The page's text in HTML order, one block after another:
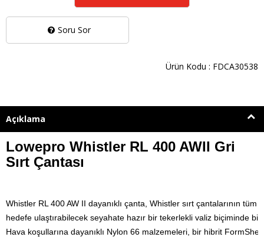
Soru Sor
Ürün Kodu : FDCA30538
Açıklama
Lowepro Whistler RL 400 AWII Gri
Sırt Çantası
Whistler RL 400 AW II dayanıklı çanta, Whistler sırt çantalarının tüm
hedefe ulaştırabilecek seyahate hazır bir tekerlekli valiz biçiminde
Hava koşullarına dayanıklı Nylon 66 malzemeleri, bir hibrit